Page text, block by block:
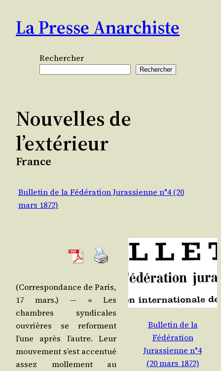
contenu
La Presse Anarchiste
Rechercher
Rechercher
Nouvelles de
l’extérieur
France
Bulletin de la Fédération Jurassienne n°4 (20
mars 1872)
(Cor­res­pon­dance de Paris,
17 mars.) ― « Les
chambres syn­di­cales
ouvrières se reforment
l’une après l’autre. Leur
mou­ve­ment s’est accen­tué
assez mol­le­ment au
Bulletin de la
Fédération
Jurassienne n°4
(20 mars 1872)